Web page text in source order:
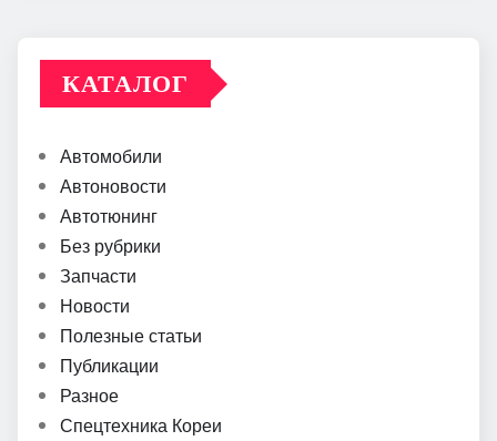
КАТАЛОГ
Автомобили
Автоновости
Автотюнинг
Без рубрики
Запчасти
Новости
Полезные статьи
Публикации
Разное
Спецтехника Кореи